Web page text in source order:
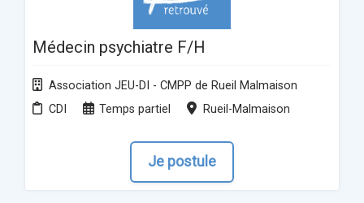
Médecin psychiatre F/H
Association JEU-DI - CMPP de Rueil Malmaison
CDI
Temps partiel Rueil-Malmaison
Je postule